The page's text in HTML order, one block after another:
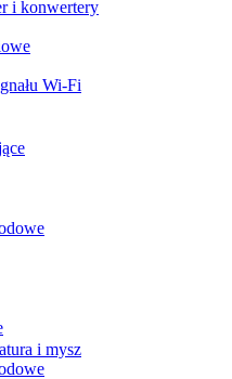
i konwertery
Wi-Fi
i mysz